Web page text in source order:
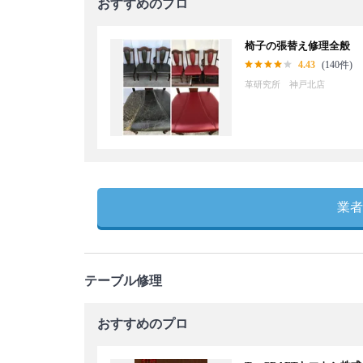
おすすめのプロ
椅子の張替え修理全般
4.43 (140件)
革研究所 神戸北店
業
テーブル修理
おすすめのプロ